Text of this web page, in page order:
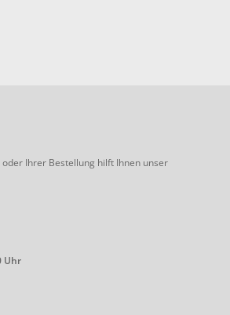
oder Ihrer Bestellung hilft Ihnen unser
Uhr